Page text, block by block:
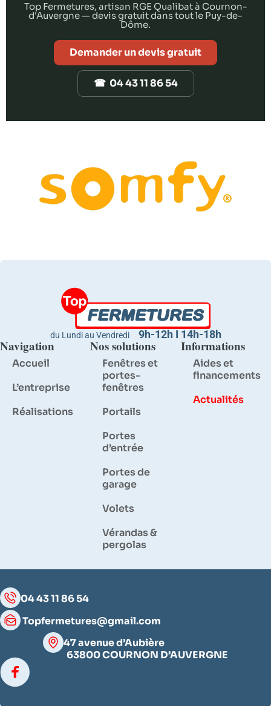
Top Fermetures, artisan RGE Qualibat à Cournon-
d'Auvergne — devis gratuit dans tout le Puy-de-
Dôme.
Demander un devis gratuit
☎ 04 43 11 86 54
du Lundi au Vendredi 9h-12h I 14h-18h
Navigation
Accueil
L’entreprise
Réalisations
Nos solutions
Fenêtres et
portes-
fenêtres
Portails
Portes
d’entrée
Portes de
garage
Volets
Vérandas &
pergolas
Informations
Aides et
financements
Actualités
04 43 11 86 54
Topfermetures@gmail.com
47 avenue d’Aubière
63800 COURNON D’AUVERGNE